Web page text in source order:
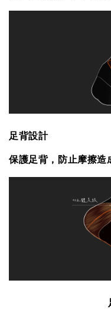
足背設計
保護足背，防止摩擦造